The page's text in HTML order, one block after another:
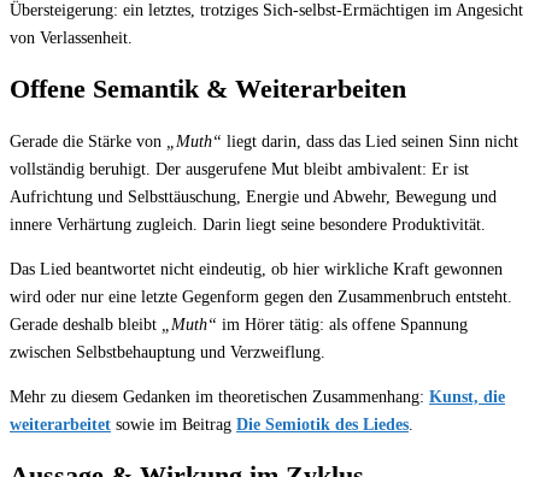
Übersteigerung: ein letztes, trotziges Sich-selbst-Ermächtigen im Angesicht
von Verlassenheit.
Offene Semantik & Weiterarbeiten
Gerade die Stärke von „Muth“ liegt darin, dass das Lied seinen Sinn nicht
vollständig beruhigt. Der ausgerufene Mut bleibt ambivalent: Er ist
Aufrichtung und Selbsttäuschung, Energie und Abwehr, Bewegung und
innere Verhärtung zugleich. Darin liegt seine besondere Produktivität.
Das Lied beantwortet nicht eindeutig, ob hier wirkliche Kraft gewonnen
wird oder nur eine letzte Gegenform gegen den Zusammenbruch entsteht.
Gerade deshalb bleibt
„Muth“ im Hörer tätig: als offene Spannung
zwischen Selbstbehauptung und Verzweiflung.
Mehr zu diesem Gedanken im theoretischen Zusammenhang: Kunst, die
weiterarbeitet sowie im Beitrag Die Semiotik des Liedes